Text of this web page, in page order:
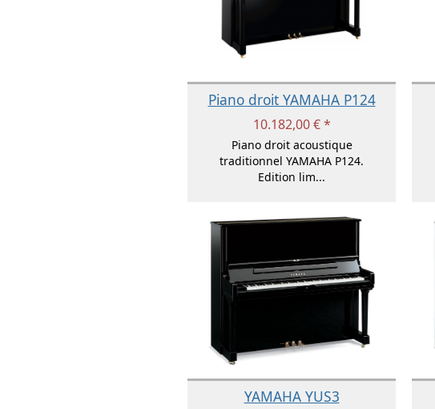
Piano droit YAMAHA P124
10.182,00 € *
Piano droit acoustique
traditionnel YAMAHA P124.
Edition lim...
YAMAHA YUS3